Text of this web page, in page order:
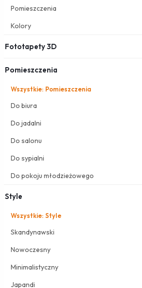
Pomieszczenia
Kolory
Fototapety 3D
Pomieszczenia
Wszystkie: Pomieszczenia
Do biura
Do jadalni
Do salonu
Do sypialni
Do pokoju młodzieżowego
Style
Wszystkie: Style
Skandynawski
Nowoczesny
Minimalistyczny
Japandi